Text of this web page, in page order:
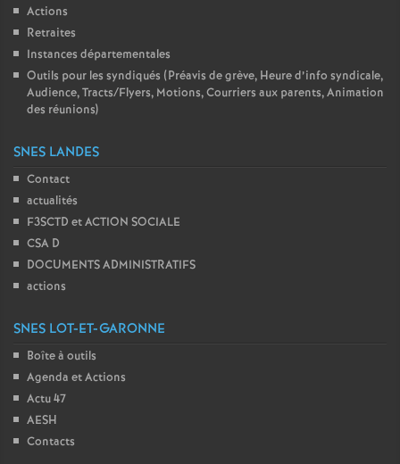
Actions
Retraites
Instances départementales
Outils pour les syndiqués (Préavis de grève, Heure d’info syndicale,
Audience, Tracts/Flyers, Motions, Courriers aux parents, Animation
des réunions)
SNES LANDES
Contact
actualités
F3SCTD et ACTION SOCIALE
CSA D
DOCUMENTS ADMINISTRATIFS
actions
SNES LOT-ET-GARONNE
Boîte à outils
Agenda et Actions
Actu 47
AESH
Contacts